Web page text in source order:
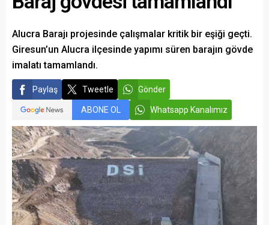
Alucra Barajı projesinde çalışmalar kritik bir eşiği geçti.
Giresun’un Alucra ilçesinde yapımı süren barajın gövde
imalatı tamamlandı.
Paylaş Tweetle Gönder
ABONE OL Whatsapp Kanalımız